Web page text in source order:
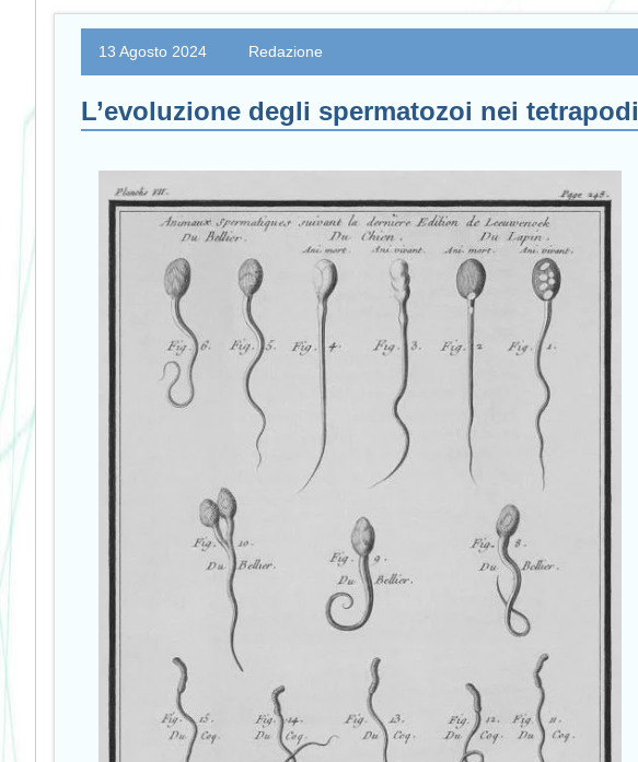
13 Agosto 2024 Redazione
L’evoluzione degli spermatozoi nei tetrapodi